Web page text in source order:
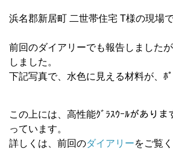
浜名郡新居町 二世帯住宅 T様の現場で
前回のダイアリーでも報告しました
しました。
下記写真で、水色に見える材料が、ﾎﾟ
この上には、高性能ｸﾞﾗｽｳｰﾙがあり
っています。
詳しくは、前回のダイアリーをご覧